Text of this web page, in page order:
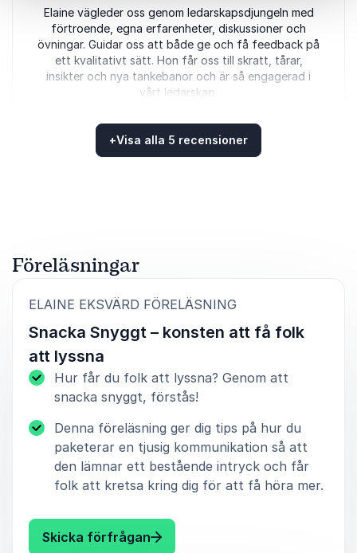
av5
Elaine vägleder oss genom ledarskapsdjungeln med
förtroende, egna erfarenheter, diskussioner och
övningar. Guidar oss att både ge och få feedback på
ett kvalitativt sätt. Hon får oss till skratt, tårar,
insikter och nya tankebanor och är så engagerad i
vårt ledarskap.
Karin Hector
Ulricha Boman, Kvalitetssamordnare
4av5 Superbra och inspirerande.
Dilem Guler, Affärsutvecklingschef
+Visa alla 5 recensioner
Föreläsningar
ELAINE EKSVÄRD FÖRELÄSNING
Snacka Snyggt – konsten att få folk
att lyssna
Hur får du folk att lyssna? Genom att
snacka snyggt, förstås!
Denna föreläsning ger dig tips på hur du
paketerar en tjusig kommunikation så att
den lämnar ett bestående intryck och får
folk att kretsa kring dig för att få höra mer.
Skicka förfrågan: Elaine Eksvärd Snacka